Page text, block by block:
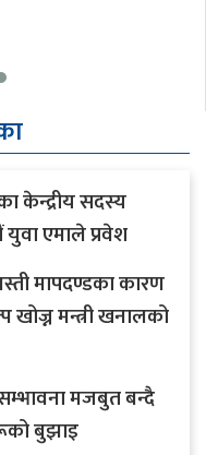
केन्द्रीय सदस्य
युवा एमाले प्रवेश
मापदण्डका कारण
मन्त्री खनालको
मजबुत बन्दै
बुझाइ